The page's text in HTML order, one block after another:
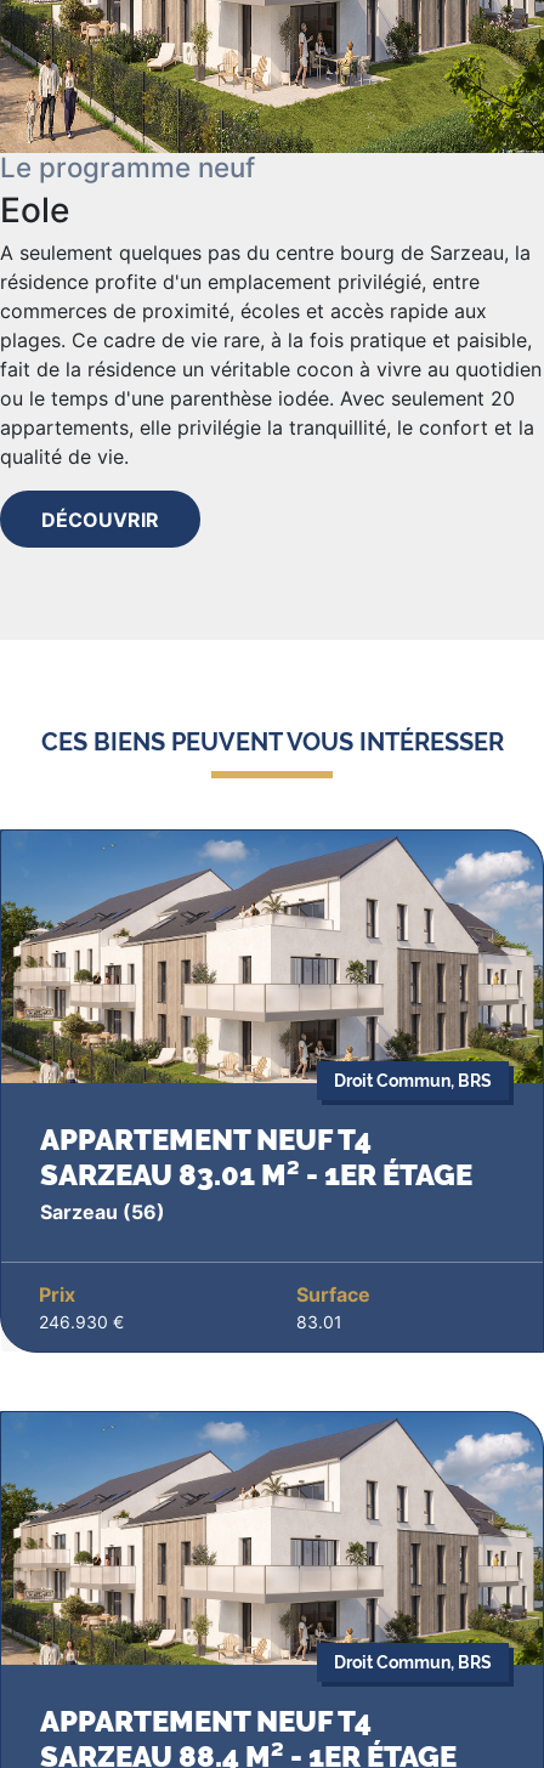
Le programme neuf
Eole
A seulement quelques pas du centre bourg de Sarzeau, la
résidence profite d'un emplacement privilégié, entre
commerces de proximité, écoles et accès rapide aux
plages. Ce cadre de vie rare, à la fois pratique et paisible,
fait de la résidence un véritable cocon à vivre au quotidien
ou le temps d'une parenthèse iodée. Avec seulement 20
appartements, elle privilégie la tranquillité, le confort et la
qualité de vie.
DÉCOUVRIR
CES BIENS PEUVENT VOUS INTÉRESSER
Droit Commun, BRS
APPARTEMENT NEUF T4
SARZEAU 83.01 M² - 1ER ÉTAGE
Sarzeau (56)
Prix
246.930 €
Surface
83.01
Droit Commun, BRS
APPARTEMENT NEUF T4
SARZEAU 88.4 M² - 1ER ÉTAGE